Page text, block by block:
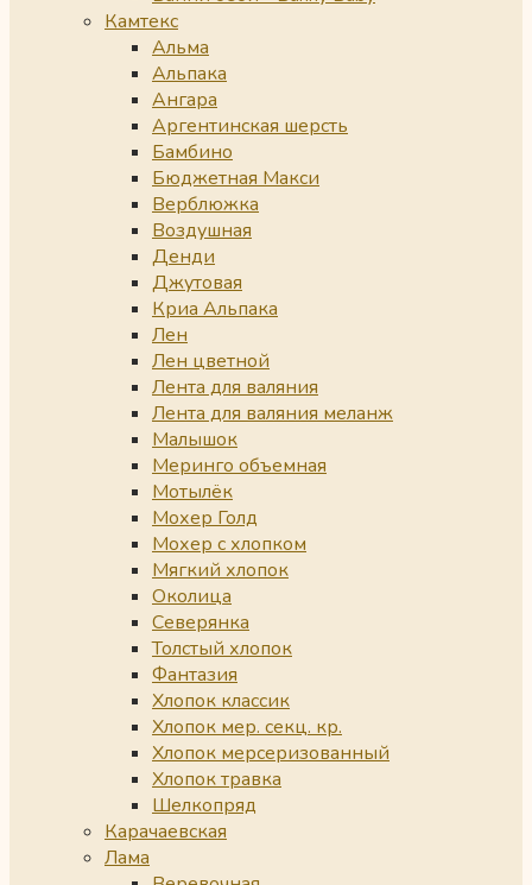
Камтекс
Альма
Альпака
Ангара
Аргентинская шерсть
Бамбино
Бюджетная Макси
Верблюжка
Воздушная
Денди
Джутовая
Криа Альпака
Лен
Лен цветной
Лента для валяния
Лента для валяния меланж
Малышок
Меринго объемная
Мотылёк
Мохер Голд
Мохер с хлопком
Мягкий хлопок
Околица
Северянка
Толстый хлопок
Фантазия
Хлопок классик
Хлопок мер. секц. кр.
Хлопок мерсеризованный
Хлопок травка
Шелкопряд
Карачаевская
Лама